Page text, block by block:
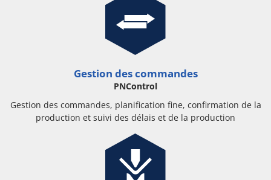
Gestion des commandes
PNControl
Gestion des commandes, planification fine, confirmation de la
production et suivi des délais et de la production